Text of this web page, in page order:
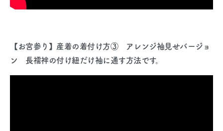
【お宮参り】産着の着付け方③ アレンジ袖見せバージョ
ン 長襦袢の付け紐だけ袖に通す方法です。